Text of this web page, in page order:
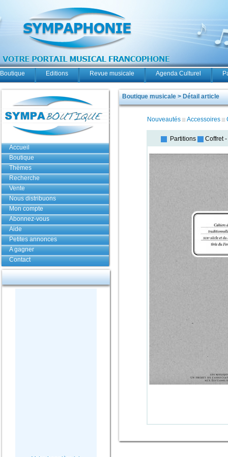
Boutique Editions Revue musicale Agenda Culturel
Accueil
Boutique
Thèmes
Recherche
Vente
Nous distribuons
Mon compte
Abonnez-vous
Aide
Petites annonces
A gagner
Contact
Boutique musicale > Détail article
Nouveautés Accessoires
Partitions Coffret-